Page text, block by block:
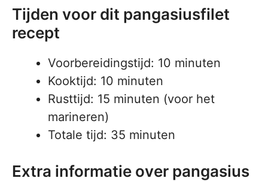
Tijden voor dit pangasiusfilet
recept
Voorbereidingstijd: 10 minuten
Kooktijd: 10 minuten
Rusttijd: 15 minuten (voor het
marineren)
Totale tijd: 35 minuten
Extra informatie over pangasius